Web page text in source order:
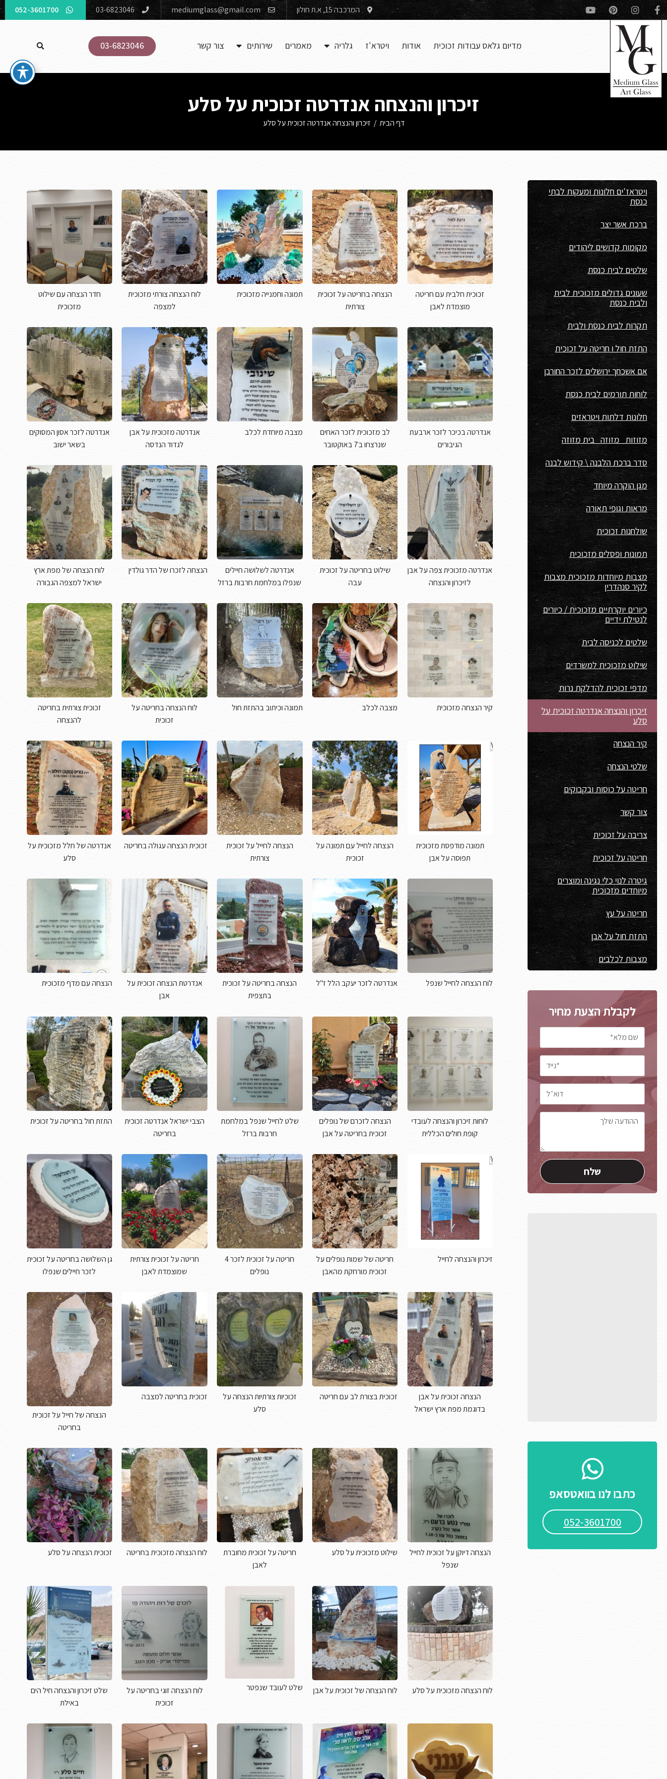
המרכבה 15, א.ת חולון mediumglass@gmail.com
03-6823046
052-3601700
מדיום גלאס עבודות זכוכית אודות ויטרא'ז גלריה מאמרים שירותים צור קשר 03-6823046
זיכרון והנצחה אנדרטה זכוכית על סלע
דף הבית / זיכרון והנצחה אנדרטה זכוכית על סלע
ויטראז'ים חלונות ומעקות לבתי
כנסת
ברכת אשר יצר
מקומות קדושים ליהודים
שלטים לבית כנסת
שעונים גדולים מזכוכית לבית
ולבית כנסת
תקרות לבית כנסת ולבית
התזת חול ו חריטה על זכוכית
אם אשכחך ירושלים לזכר החורבן
לוחות תורמים לבית כנסת
חלונות דלתות ויטראזים
מזוזות מזוזה בית מזוזה
סדר ברכת הלבנה \ קידוש לבנה
מגן הוקרה מיוחד
מראות וגופי תאורה
שולחנות זכוכית
תמונות ופסלים מזכוכית
מצבות מיוחדות מזכוכית מצבות
לקיר סנהדרין
כיורים יוקרתיים מזכוכית / כיורים
לנטילת ידיים
שלטים לכניסה לבית
שילוט מזכוכית למשרדים
מדפי זכוכית להדלקת נרות
זיכרון והנצחה אנדרטה זכוכית על
סלע
קיר הנצחה
שלטי הנצחה
חריטה על כוסות ובקבוקים
צור קשר
צריבה על זכוכית
חריטה על זכוכית
גיטרה לנוי כלי נגינה ומוצרים
מיוחדים מזכוכית
חריטה על עץ
התזת חול על אבן
מצבות לכלבים
לקבלת הצעת מחיר
כתבו לנו בוואטסאפ
052-3601700
זכוכית חלבית עם חריטה
מוצמדת לאבן
הנצחה בחריטה על זכוכית
צורתית
תמונה וחמנייה מזכוכית
לוח הנצחה צורתי מזכוכית
למצפה
חדר הנצחה עם שילוט
מזכוכית
אנדרטה בכיכר לזכר ארבעת
הגיבורים
לב מזכוכית לזכר האחים
שנרצחו ב7 באוקטובר
מצבה מיוחדת לכלב
אנדרטה מזכוכית על אבן
לגדוד הנדסה
אנדרטה לזכר אסון המסוקים
בשאר ישוב
אנדרטה מזכוכית צפה על אבן
לזיכרון והנצחה
שילוט בחריטה על זכוכית
עבה
אנדרטה לשלושה חיילים
שנפלו במלחמת חרבות ברזל
הנצחה לזכרו של הדר גולדין
לוח הנצחה של מפת ארץ
ישראל למצפה הגבורה
קיר הנצחה מזכוכית מצבה לכלב תמונה וכיתוב בהתזת חול
לוח הנצחה בחריטה על
זכוכית
זכוכית צורתית בחריטה
להנצחה
תמונה מודפסת מזכוכית
תפוסה על אבן
הנצחה לחייל עם תמונה על
זכוכית
הנצחה לחייל על זכוכית
צורתית
זכוכית הנצחה עגולה בחריטה
אנדרטה של חלל מזכוכית על
סלע
לוח הנצחה לחייל שנפל אנדרטה לזכר יעקב הלל ז"ל
הנצחה בחריטה על זכוכית
בתצפית
אנדרטת הנצחה זכוכית על
אבן
הנצחה עם מדף מזכוכית
לוחות זיכרון והנצחה לעובדי
קופת חולים הכללית
הנצחה לזכרם של נופלים
זכוכית בחריטה על אבן
שלט לחייל שנפל במלחמת
חרבות ברזל
הצבי ישראל אנדרטה זכוכית
בחריטה
התזת חול בחריטה על זכוכית
זיכרון והנצחה לחייל
חריטה של שמות נופלים על
זכוכית מורחקת מהאבן
חריטה על זכוכית לזכר 4
נופלים
חריטה על זכוכית צורתית
שמוצמדת לאבן
גן השלושה בחריטה על זכוכית
לזכר חיילים שנפלו
הנצחה זכוכית על אבן
בדוגמת מפת ארץ ישראל
זכוכית בצורת לב עם חריטה
זכוכיות צורתיות הנצחה על
סלע
זכוכית בחריטה למצבה
הנצחה של חייל על זכוכית
בחריטה
הנצחה דיוקן על זכוכית לחייל
שנפל
שילוט מזכוכית על סלע
חריטה על זכוכית מחוברת
לאבן
לוח הנצחה מזכוכית בחריטה זכוכית הנצחה על סלע
לוח הנצחה מזכוכית על סלע לוח הנצחה של זכוכית על אבן שלט לעובד שנפטר
לוח הנצחה זוגי בחריטה על
זכוכית
שלט זיכרון והנצחה חיל הים
באילת